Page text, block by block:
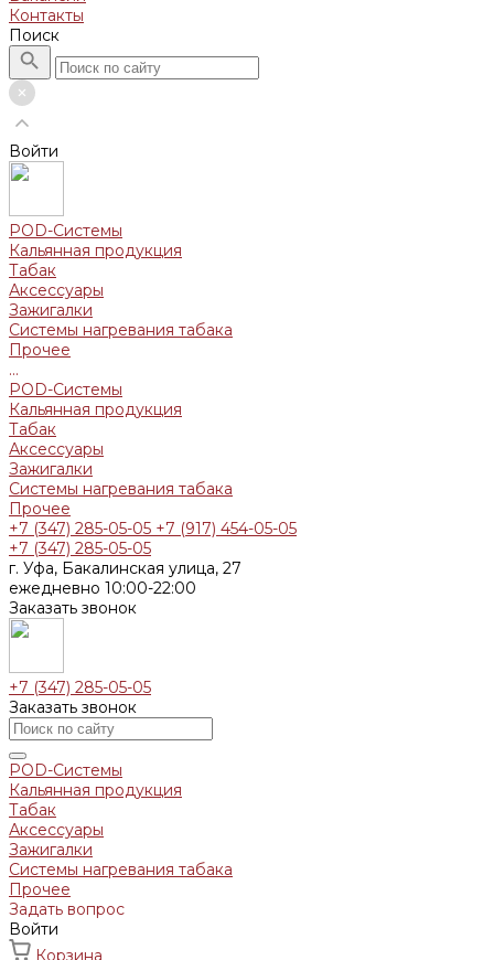
Контакты
Поиск
Войти
POD-Системы
Кальянная продукция
Табак
Аксессуары
Зажигалки
Системы нагревания табака
Прочее
...
POD-Системы
Кальянная продукция
Табак
Аксессуары
Зажигалки
Системы нагревания табака
Прочее
+7 (347) 285-05-05 +7 (917) 454-05-05
+7 (347) 285-05-05
г. Уфа, Бакалинская улица, 27
ежедневно 10:00-22:00
Заказать звонок
+7 (347) 285-05-05
Заказать звонок
POD-Системы
Кальянная продукция
Табак
Аксессуары
Зажигалки
Системы нагревания табака
Прочее
Задать вопрос
Войти
Корзина